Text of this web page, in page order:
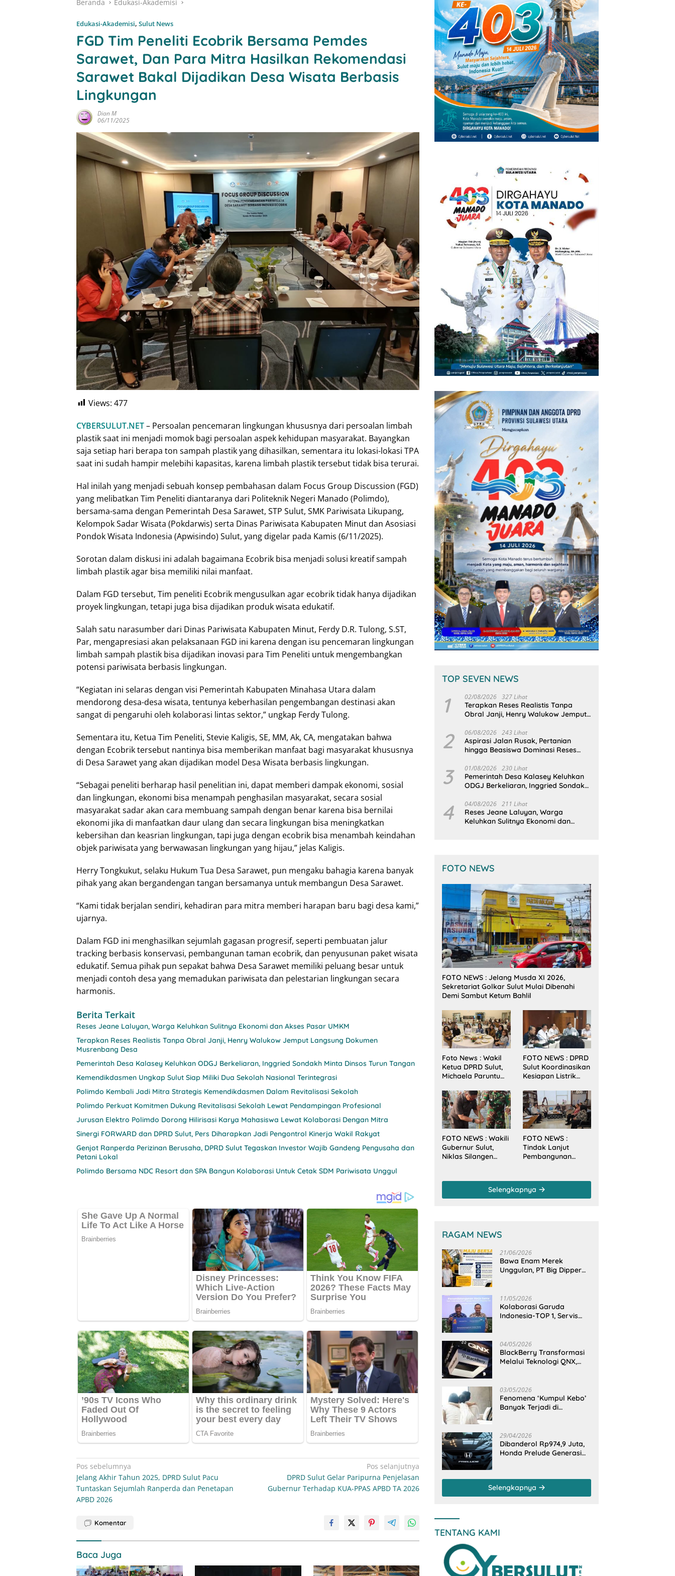
Beranda Edukasi-Akademisi
Edukasi-Akademisi, Sulut News
FGD Tim Peneliti Ecobrik Bersama Pemdes
Sarawet, Dan Para Mitra Hasilkan Rekomendasi
Sarawet Bakal Dijadikan Desa Wisata Berbasis
Lingkungan
Dian M
06/11/2025
Views: 477
CYBERSULUT.NET– Persoalan pencemaran lingkungan khususnya dari persoalan limbah
plastik saat ini menjadi momok bagi persoalan aspek kehidupan masyarakat. Bayangkan
saja setiap hari berapa ton sampah plastik yang dihasilkan, sementara itu lokasi-lokasi TPA
saat ini sudah hampir melebihi kapasitas, karena limbah plastik tersebut tidak bisa terurai.
Hal inilah yang menjadi sebuah konsep pembahasan dalam Focus Group Discussion (FGD)
yang melibatkan Tim Peneliti diantaranya dari Politeknik Negeri Manado (Polimdo),
bersama-sama dengan Pemerintah Desa Sarawet, STP Sulut, SMK Pariwisata Likupang,
Kelompok Sadar Wisata (Pokdarwis) serta Dinas Pariwisata Kabupaten Minut dan Asosiasi
Pondok Wisata Indonesia (Apwisindo) Sulut, yang digelar pada Kamis (6/11/2025).
Sorotan dalam diskusi ini adalah bagaimana Ecobrik bisa menjadi solusi kreatif sampah
limbah plastik agar bisa memiliki nilai manfaat.
Dalam FGD tersebut, Tim peneliti Ecobrik mengusulkan agar ecobrik tidak hanya dijadikan
proyek lingkungan, tetapi juga bisa dijadikan produk wisata edukatif.
Salah satu narasumber dari Dinas Pariwisata Kabupaten Minut, Ferdy D.R. Tulong, S.ST,
Par, mengapresiasi akan pelaksanaan FGD ini karena dengan isu pencemaran lingkungan
limbah sampah plastik bisa dijadikan inovasi para Tim Peneliti untuk mengembangkan
potensi pariwisata berbasis lingkungan.
“Kegiatan ini selaras dengan visi Pemerintah Kabupaten Minahasa Utara dalam
mendorong desa-desa wisata, tentunya keberhasilan pengembangan destinasi akan
sangat di pengaruhi oleh kolaborasi lintas sektor,” ungkap Ferdy Tulong.
Sementara itu, Ketua Tim Peneliti, Stevie Kaligis, SE, MM, Ak, CA, mengatakan bahwa
dengan Ecobrik tersebut nantinya bisa memberikan manfaat bagi masyarakat khususnya
di Desa Sarawet yang akan dijadikan model Desa Wisata berbasis lingkungan.
“Sebagai peneliti berharap hasil penelitian ini, dapat memberi dampak ekonomi, sosial
dan lingkungan, ekonomi bisa menampah penghasilan masyarakat, secara sosial
masyarakat sadar akan cara membuang sampah dengan benar karena bisa bernilai
ekonomi jika di manfaatkan daur ulang dan secara lingkungan bisa meningkatkan
kebersihan dan keasrian lingkungan, tapi juga dengan ecobrik bisa menambah keindahan
objek pariwisata yang berwawasan lingkungan yang hijau,” jelas Kaligis.
Herry Tongkukut, selaku Hukum Tua Desa Sarawet, pun mengaku bahagia karena banyak
pihak yang akan bergandengan tangan bersamanya untuk membangun Desa Sarawet.
“Kami tidak berjalan sendiri, kehadiran para mitra memberi harapan baru bagi desa kami,”
ujarnya.
Dalam FGD ini menghasilkan sejumlah gagasan progresif, seperti pembuatan jalur
tracking berbasis konservasi, pembangunan taman ecobrik, dan penyusunan paket wisata
edukatif. Semua pihak pun sepakat bahwa Desa Sarawet memiliki peluang besar untuk
menjadi contoh desa yang memadukan pariwisata dan pelestarian lingkungan secara
harmonis.
Berita Terkait
Reses Jeane Laluyan, Warga Keluhkan Sulitnya Ekonomi dan Akses Pasar UMKM
Terapkan Reses Realistis Tanpa Obral Janji, Henry Walukow Jemput Langsung Dokumen
Musrenbang Desa
Pemerintah Desa Kalasey Keluhkan ODGJ Berkeliaran, Inggried Sondakh Minta Dinsos Turun Tangan
Kemendikdasmen Ungkap Sulut Siap Miliki Dua Sekolah Nasional Terintegrasi
Polimdo Kembali Jadi Mitra Strategis Kemendikdasmen Dalam Revitalisasi Sekolah
Polimdo Perkuat Komitmen Dukung Revitalisasi Sekolah Lewat Pendampingan Profesional
Jurusan Elektro Polimdo Dorong Hilirisasi Karya Mahasiswa Lewat Kolaborasi Dengan Mitra
Sinergi FORWARD dan DPRD Sulut, Pers Diharapkan Jadi Pengontrol Kinerja Wakil Rakyat
Genjot Ranperda Perizinan Berusaha, DPRD Sulut Tegaskan Investor Wajib Gandeng Pengusaha dan
Petani Lokal
Polimdo Bersama NDC Resort dan SPA Bangun Kolaborasi Untuk Cetak SDM Pariwisata Unggul
Navigasi
pos
Pos sebelumnya
Jelang Akhir Tahun 2025, DPRD Sulut Pacu
Tuntaskan Sejumlah Ranperda dan Penetapan
APBD 2026
Pos selanjutnya
DPRD Sulut Gelar Paripurna Penjelasan
Gubernur Terhadap KUA-PPAS APBD TA 2026
Komentar
Baca Juga
TOP SEVEN NEWS
1 02/08/2026 327 Lihat
Terapkan Reses Realistis Tanpa
Obral Janji, Henry Walukow Jemput
Desa
2 06/08/2026 243 Lihat
Aspirasi Jalan Rusak, Pertanian
hingga Beasiswa Dominasi Reses
3 01/08/2026 230 Lihat
Pemerintah Desa Kalasey Keluhkan
ODGJ Berkeliaran, Inggried Sondakh
4 04/08/2026 211 Lihat
Reses Jeane Laluyan, Warga
Keluhkan Sulitnya Ekonomi dan
FOTO NEWS
FOTO NEWS : Jelang Musda XI 2026,
Sekretariat Golkar Sulut Mulai Dibenahi
Demi Sambut Ketum Bahlil
Foto News : Wakil
Ketua DPRD Sulut,
Michaela Paruntu
Makan Malam
Gubernur Sulut
Bersama
Wamenkes RI
FOTO NEWS : DPRD
Sulut Koordinasikan
Kesiapan Listrik
Tahun Baru 2026
FOTO NEWS : Wakili
Gubernur Sulut,
Niklas Silangen
Desa Arakan Minsel
FOTO NEWS :
Tindak Lanjut
Pembangunan
Sulut Sambangi
Dirjen SDA
Selengkapnya
RAGAM NEWS
21/06/2026
Bawa Enam Merek
Unggulan, PT Big Dipper
Pasar di Sulawesi Utara
11/05/2026
Kolaborasi Garuda
Indonesia-TOP 1, Servis
04/05/2026
BlackBerry Transformasi
Melalui Teknologi QNX,
Otomotif
03/05/2026
Fenomena ‘Kumpul Kebo’
Banyak Terjadi di
di Kota Manado
29/04/2026
Dibanderol Rp974,9 Juta,
Honda Prelude Generasi
Selengkapnya
TENTANG KAMI